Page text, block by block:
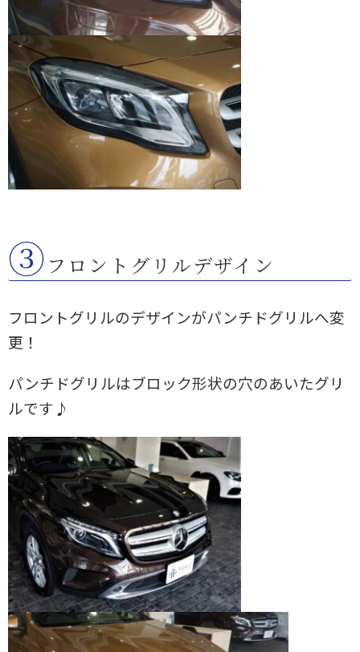
③ フロントグリルデザイン
フロントグリルのデザインがパンチドグリルへ変
更！
パンチドグリルはブロック形状の穴のあいたグリ
ルです♪